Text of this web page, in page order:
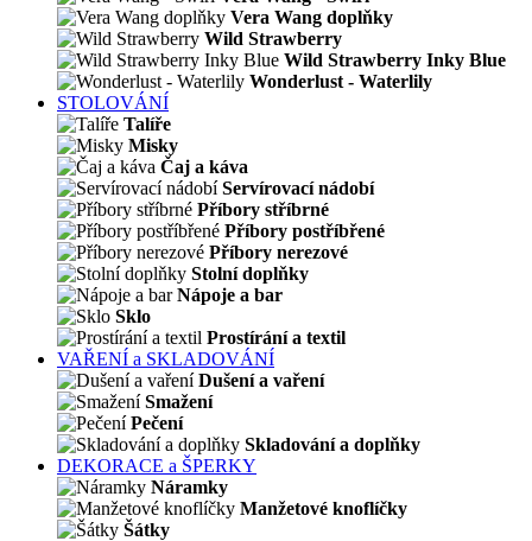
Vera Wang doplňky
Wild Strawberry
Wild Strawberry Inky Blue
Wonderlust - Waterlily
STOLOVÁNÍ
Talíře
Misky
Čaj a káva
Servírovací nádobí
Příbory stříbrné
Příbory postříbřené
Příbory nerezové
Stolní doplňky
Nápoje a bar
Sklo
Prostírání a textil
VAŘENÍ a SKLADOVÁNÍ
Dušení a vaření
Smažení
Pečení
Skladování a doplňky
DEKORACE a ŠPERKY
Náramky
Manžetové knoflíčky
Šátky